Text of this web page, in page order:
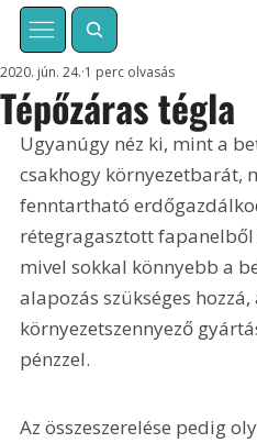
Tépőzáras tégla
2020. jún. 24. 1 perc olvasás
Ugyanúgy néz ki, mint a
csakhogy környezetbarát,
fenntartható
rétegragasztott fapanelből
mivel sokkal könnyebb a
alapozás szükséges
környezetszennyező
pénzzel.
Az összeszerelése pedig